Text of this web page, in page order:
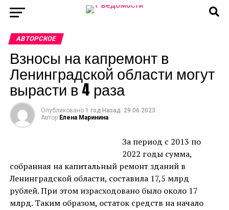
АВТОРСКОЕ
Взносы на капремонт в
Ленинградской области могут
вырасти в 4 раза
Опубликовано 1 год Назад 29.06.2023
Автор Елена Маринина
За период с 2013 по
2022 годы сумма,
собранная на капитальный ремонт зданий в
Ленинградской области, составила 17,5 млрд
рублей. При этом израсходовано было около 17
млрд. Таким образом, остаток средств на начало